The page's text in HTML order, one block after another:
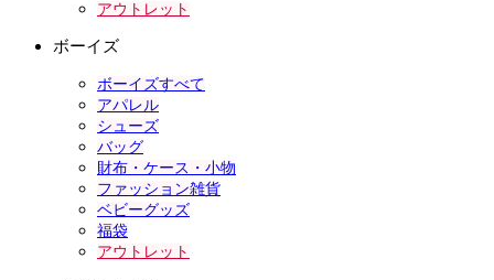
アウトレット
ボーイズ
ボーイズすべて
アパレル
シューズ
バッグ
財布・ケース・小物
ファッション雑貨
ベビーグッズ
福袋
アウトレット